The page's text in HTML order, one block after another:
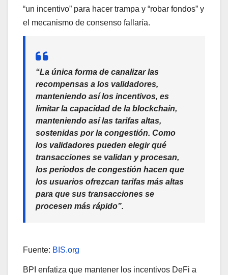
“un incentivo” para hacer trampa y “robar fondos” y
el mecanismo de consenso fallaría.
“La única forma de canalizar las
recompensas a los validadores,
manteniendo así los incentivos, es
limitar la capacidad de la blockchain,
manteniendo así las tarifas altas,
sostenidas por la congestión. Como
los validadores pueden elegir qué
transacciones se validan y procesan,
los períodos de congestión hacen que
los usuarios ofrezcan tarifas más altas
para que sus transacciones se
procesen más rápido”.
Fuente: BIS.org
BPI enfatiza que mantener los incentivos DeFi a